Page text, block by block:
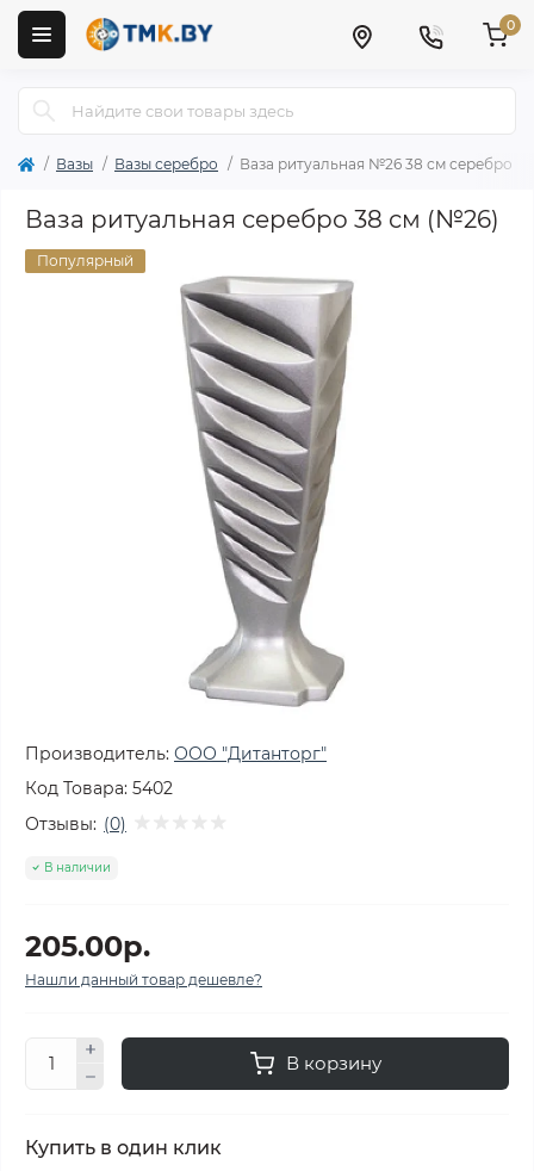
0
Вазы Вазы серебро Ваза ритуальная №26 38 см серебро
Ваза ритуальная серебро 38 см (№26)
Популярный
Производитель: ООО "Дитанторг"
Код Товара: 5402
Отзывы: (0)
В наличии
205.00р.
Нашли данный товар дешевле?
В корзину
Купить в один клик